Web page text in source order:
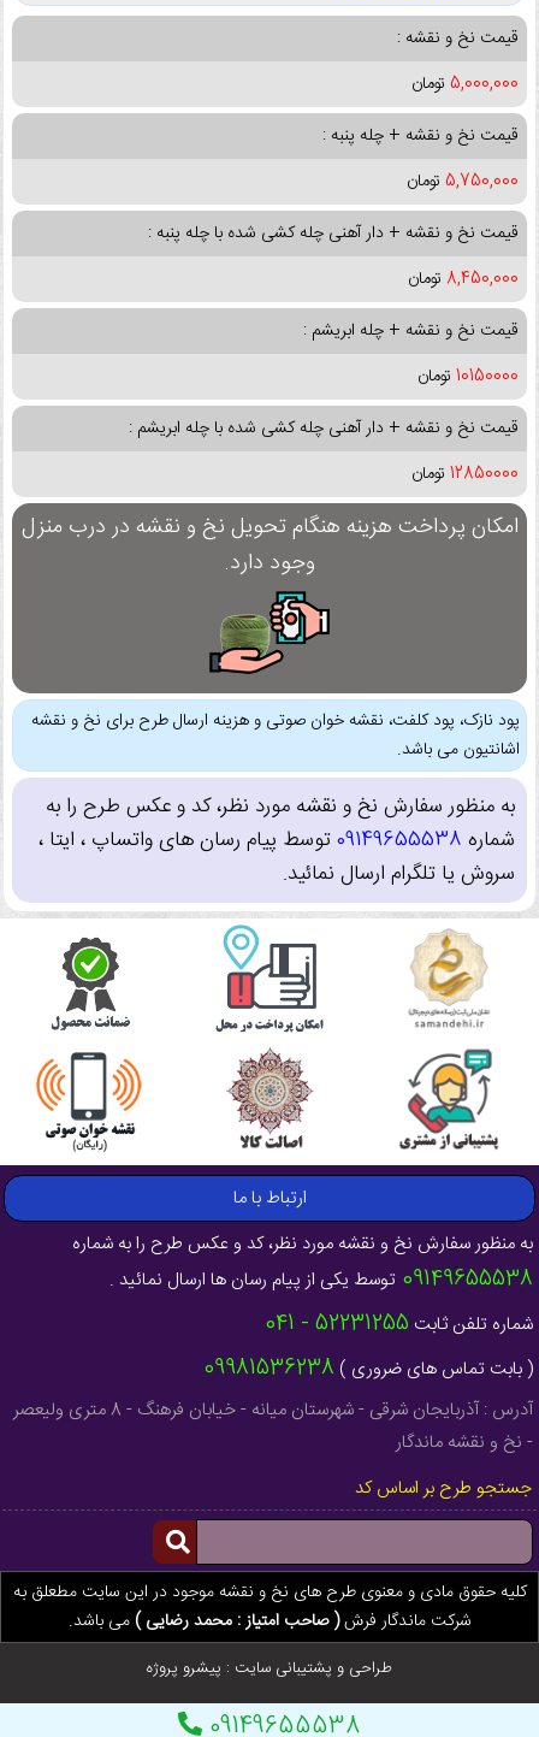
قیمت نخ و نقشه :
5,000,000 تومان
قیمت نخ و نقشه + چله پنبه :
5,750,000 تومان
قیمت نخ و نقشه + دار آهنی چله کشی شده با چله پنبه :
8,450,000 تومان
قیمت نخ و نقشه + چله ابریشم :
10150000 تومان
قیمت نخ و نقشه + دار آهنی چله کشی شده با چله ابریشم :
12850000 تومان
امکان پرداخت هزینه هنگام تحویل نخ و نقشه در درب منزل
وجود دارد.
پود نازک، پود کلفت، نقشه خوان صوتی و هزینه ارسال طرح برای نخ و نقشه
اشانتیون می باشد.
به منظور سفارش نخ و نقشه مورد نظر، کد و عکس طرح را به
شماره 09149655538توسط پیام رسان های واتساپ ، ایتا ،
سروش یا تلگرام ارسال نمائید.
ارتباط با ما
به منظور سفارش نخ و نقشه مورد نظر، کد و عکس طرح را به شماره
09149655538 توسط یکی از پیام رسان ها ارسال نمائید .
شماره تلفن ثابت 52231255 - 041
( بابت تماس های ضروری ) 09981536238
آدرس : آذربایجان شرقی - شهرستان میانه - خیابان فرهنگ - 8 متری ولیعصر
- نخ و نقشه ماندگار
جستجو طرح بر اساس کد
کلیه حقوق مادی و معنوی طرح های نخ و نقشه موجود در این سایت مطعلق به
شرکت ماندگار فرش( صاحب امتیاز : محمد رضایی )می باشد.
طراحی و پشتیبانی سایت : پیشرو پروژه
09149655538